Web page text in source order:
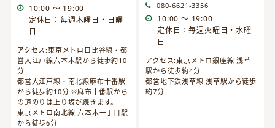
10:00 ～ 19:00
定休日：毎週木曜日・日曜
日
アクセス:東京メトロ日比谷線・都
営大江戸線六本木駅から徒歩約10
分
都営大江戸線・南北線麻布十番駅
から徒歩約10分 ※麻布十番駅から
の道のりは上り坂が続きます。
東京メトロ南北線 六本木一丁目駅
から徒歩6分
080-6621-3356
10:00 ～ 19:00
定休日：毎週火曜日・水曜
日
アクセス:東京メトロ銀座線 浅草
駅から徒歩約4分
都営地下鉄浅草線 浅草駅から徒歩
約7分